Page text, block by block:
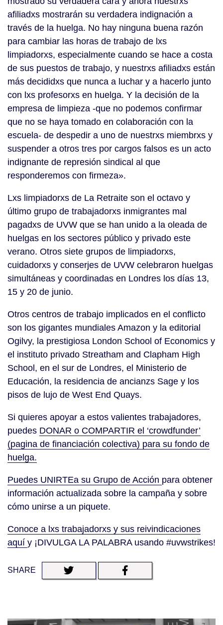
afiliadxs mostrarán su verdadera indignación a
través de la huelga. No hay ninguna buena razón
para cambiar las horas de trabajo de lxs
limpiadorxs, especialmente cuando se hace a costa
de sus puestos de trabajo, y nuestrxs afiliadxs están
más decididxs que nunca a luchar y a hacerlo junto
con lxs profesorxs en huelga. Y la decisión de la
empresa de limpieza -que no podemos confirmar
que no se haya tomado en colaboración con la
escuela- de despedir a uno de nuestrxs miembrxs y
suspender a otros tres por cargos falsos es un acto
indignante de represión sindical al que
responderemos con firmeza».
Lxs limpiadorxs de La Retraite son el octavo y
último grupo de trabajadorxs inmigrantes mal
pagadxs de UVW que se han unido a la oleada de
huelgas en los sectores público y privado este
verano. Otros siete grupos de limpiadorxs,
cuidadorxs y conserjes de UVW celebraron huelgas
simultáneas y coordinadas en Londres los días 13,
15 y 20 de junio.
Otros centros de trabajo implicados en el conflicto
son los gigantes mundiales Amazon y la editorial
Ogilvy, la prestigiosa London School of Economics y
el instituto privado Streatham and Clapham High
School, en el sur de Londres, el Ministerio de
Educación, la residencia de ancianzs Sage y los
pisos de lujo de West End Quays.
Si quieres apoyar a estos valientes trabajadores,
puedes DONAR o COMPARTIR el ‘crowdfunder’
(pagina de financiación colectiva) para su fondo de
huelga.
Puedes UNIRTEa su Grupo de Acción para obtener
información actualizada sobre la campaña y sobre
cómo unirse a un piquete.
Conoce a lxs trabajadorxs y sus reivindicaciones
aquí y ¡DIVULGA LA PALABRA usando #uvwstrikes!
SHARE